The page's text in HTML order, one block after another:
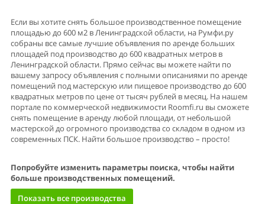
Если вы хотите снять большое производственное помещение
площадью до 600 м2 в Ленинградской области, на Румфи.ру
собраны все самые лучшие объявления по аренде больших
площадей под производство до 600 квадратных метров в
Ленинградской области. Прямо сейчас вы можете найти по
вашему запросу объявления с полными описаниями по аренде
помещений под мастерскую или пищевое производство до 600
квадратных метров по цене от тысяч рублей в месяц. На нашем
портале по коммерческой недвижимости Roomfi.ru вы сможете
снять помещение в аренду любой площади, от небольшой
мастерской до огромного производства со складом в одном из
современных ПСК. Найти большое производство – просто!
Попробуйте изменить параметры поиска, чтобы найти
больше производственных помещений.
Показать все производства